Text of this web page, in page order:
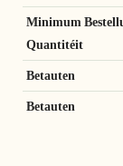
Minimum
Quantitéit
Betauten
Betauten